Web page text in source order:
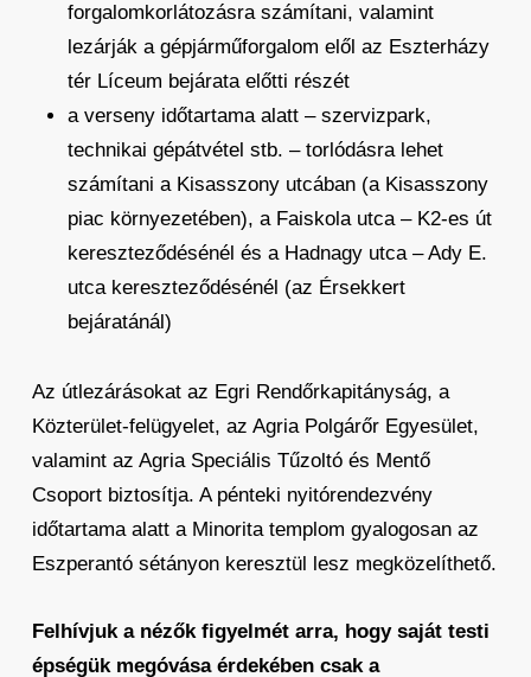
forgalomkorlátozásra számítani, valamint
lezárják a gépjárműforgalom elől az Eszterházy
tér Líceum bejárata előtti részét
a verseny időtartama alatt – szervizpark,
technikai gépátvétel stb. – torlódásra lehet
számítani a Kisasszony utcában (a Kisasszony
piac környezetében), a Faiskola utca – K2-es út
kereszteződésénél és a Hadnagy utca – Ady E.
utca kereszteződésénél (az Érsekkert
bejáratánál)
Az útlezárásokat az Egri Rendőrkapitányság, a
Közterület-felügyelet, az Agria Polgárőr Egyesület,
valamint az Agria Speciális Tűzoltó és Mentő
Csoport biztosítja. A pénteki nyitórendezvény
időtartama alatt a Minorita templom gyalogosan az
Eszperantó sétányon keresztül lesz megközelíthető.
Felhívjuk a nézők figyelmét arra, hogy saját testi
épségük megóvása érdekében csak a